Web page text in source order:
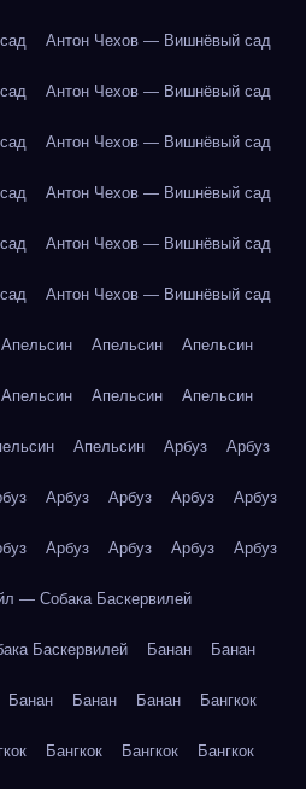
Антон Чехов — Вишнёвый сад
Антон Чехов — Вишнёвый сад
Антон Чехов — Вишнёвый сад
Антон Чехов — Вишнёвый сад
Антон Чехов — Вишнёвый сад
Антон Чехов — Вишнёвый сад
Апельсин Апельсин Апельсин
Апельсин Апельсин Апельсин
Апельсин Арбуз Арбуз
Арбуз Арбуз Арбуз Арбуз
Арбуз Арбуз Арбуз Арбуз
— Собака Баскервилей
Баскервилей Банан Банан
Банан Банан Банан Бангкок
Бангкок Бангкок Бангкок